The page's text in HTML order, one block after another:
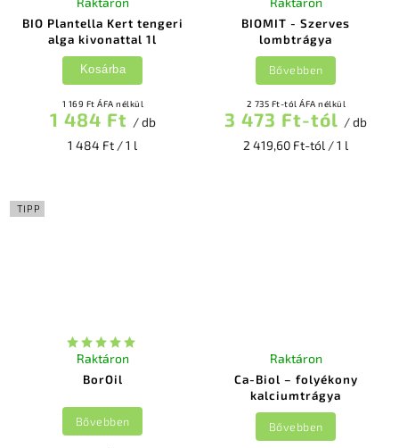
BIO Plantella Kert tengeri
alga kivonattal 1l
1 169 Ft ÁFA nélkül
1 484 Ft / db
1 484 Ft / 1 l
Kosárba
BIOMIT - Szerves
lombtrágya
2 735 Ft-tól ÁFA nélkül
3 473 Ft-tól / db
2 419,60 Ft-tól / 1 l
Bővebben
TIPP
BorOil
Raktáron
Bővebben
Ca-Biol – folyékony
kalciumtrágya
Raktáron
Bővebben